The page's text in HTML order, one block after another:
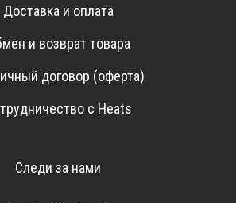
Доставка и оплата
и возврат товара
договор (оферта)
с Heats
Следи за нами